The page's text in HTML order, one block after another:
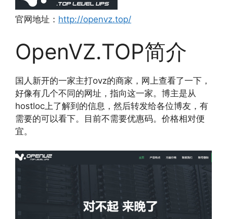
官网地址： http://openvz.top/
OpenVZ.TOP简介
国人新开的一家主打ovz的商家，网上查看了一下，
好像有几个不同的网址，指向这一家。博主是从
hostloc上了解到的信息，然后转发给各位博友，有
需要的可以看下。目前不需要优惠码。价格相对便
宜。